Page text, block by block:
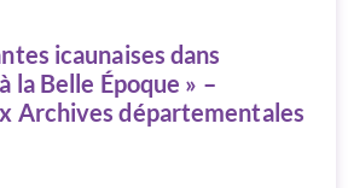
icaunaises dans
la Belle Époque » –
Archives départementales